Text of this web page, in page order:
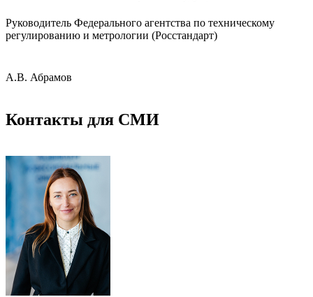
Руководитель Федерального агентства по техническому
регулированию и метрологии (Росстандарт)
А.В. Абрамов
Контакты для СМИ